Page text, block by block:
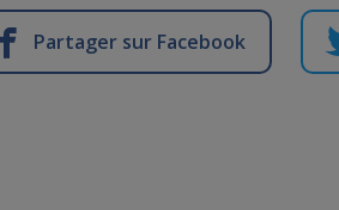
Partager sur Facebook